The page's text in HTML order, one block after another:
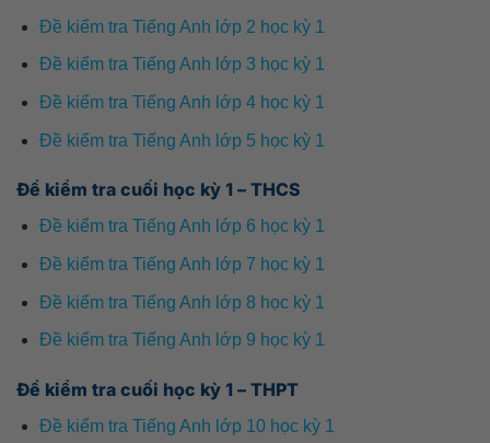
Đề kiểm tra Tiếng Anh lớp 2 học kỳ 1
Đề kiểm tra Tiếng Anh lớp 3 học kỳ 1
Đề kiểm tra Tiếng Anh lớp 4 học kỳ 1
Đề kiểm tra Tiếng Anh lớp 5 học kỳ 1
Đề kiểm tra cuối học kỳ 1 – THCS
Đề kiểm tra Tiếng Anh lớp 6 học kỳ 1
Đề kiểm tra Tiếng Anh lớp 7 học kỳ 1
Đề kiểm tra Tiếng Anh lớp 8 học kỳ 1
Đề kiểm tra Tiếng Anh lớp 9 học kỳ 1
Đề kiểm tra cuối học kỳ 1 – THPT
Đề kiểm tra Tiếng Anh lớp 10 học kỳ 1